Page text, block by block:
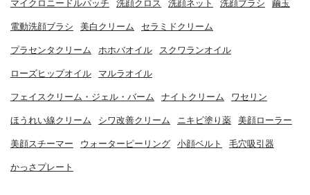
マイクロニードルパッチ 洗顔クロス 洗顔ネット 洗顔ブラシ 繭玉
電動洗顔ブラシ 美白クリーム セラミドクリーム
プラセンタクリーム ホホバオイル スクワランオイル
ローズヒップオイル マルラオイル
フェイスクリーム・ジェル・バーム ナイトクリーム ワセリン
ほうれい線クリーム シワ改善クリーム ニキビ塗り薬 美顔ローラー
美顔スチーマー ウォーターピーリング 小顔ベルト 毛穴吸引器
かっさプレート